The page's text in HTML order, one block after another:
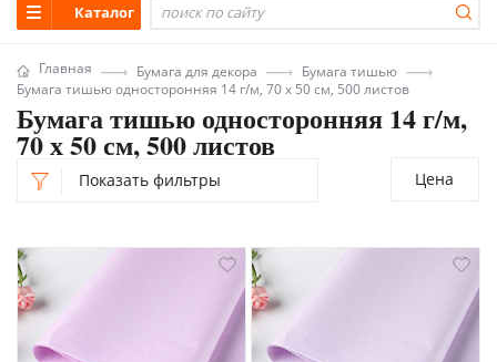
Каталог
Главная Бумага для декора
Бумага тишью
Бумага тишью односторонняя 14 г/м, 70 х 50 см, 500 листов
Бумага тишью односторонняя 14 г/м,
70 х 50 см, 500 листов
Показать фильтры Цена